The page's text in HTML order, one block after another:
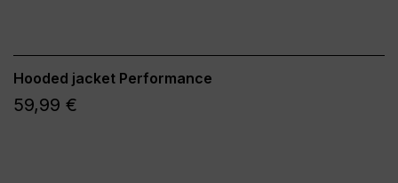
Hooded jacket Performance
59,99 €